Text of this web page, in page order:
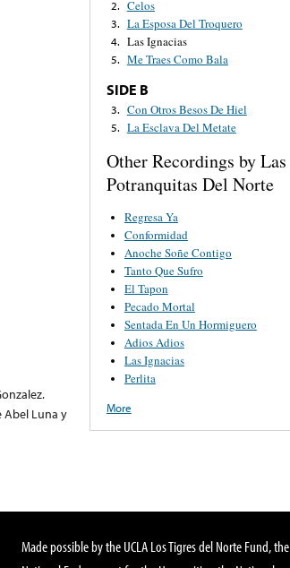
Abel Luna y
2. Celos
3. La Esposa Del Troquero
4. Las Ignacias
5. Me Traes Como Bala
SIDE B
3. Con Otros Besos De Hiel
5. La Esclava Del Metate
Other Recordings by Las
Potranquitas Del Norte
Regresa Ya
Conformidad
Anoche Soñe Contigo
Tanto Que Sufro
El Tapon
Pecado Mortal
Sentada En Un Hormiguero
Adios Adios
Las Ignacias
Perlita
More
Made possible by the UCLA Los Tigres del Norte Fund, the